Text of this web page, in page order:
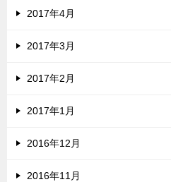
2017年4月
2017年3月
2017年2月
2017年1月
2016年12月
2016年11月